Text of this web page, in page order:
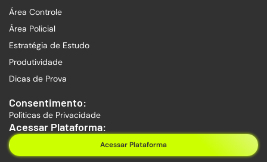
Área Controle
Área Policial
Estratégia de Estudo
Produtividade
Dicas de Prova
Consentimento:
Políticas de Privacidade
Acessar Plataforma:
Acessar Plataforma